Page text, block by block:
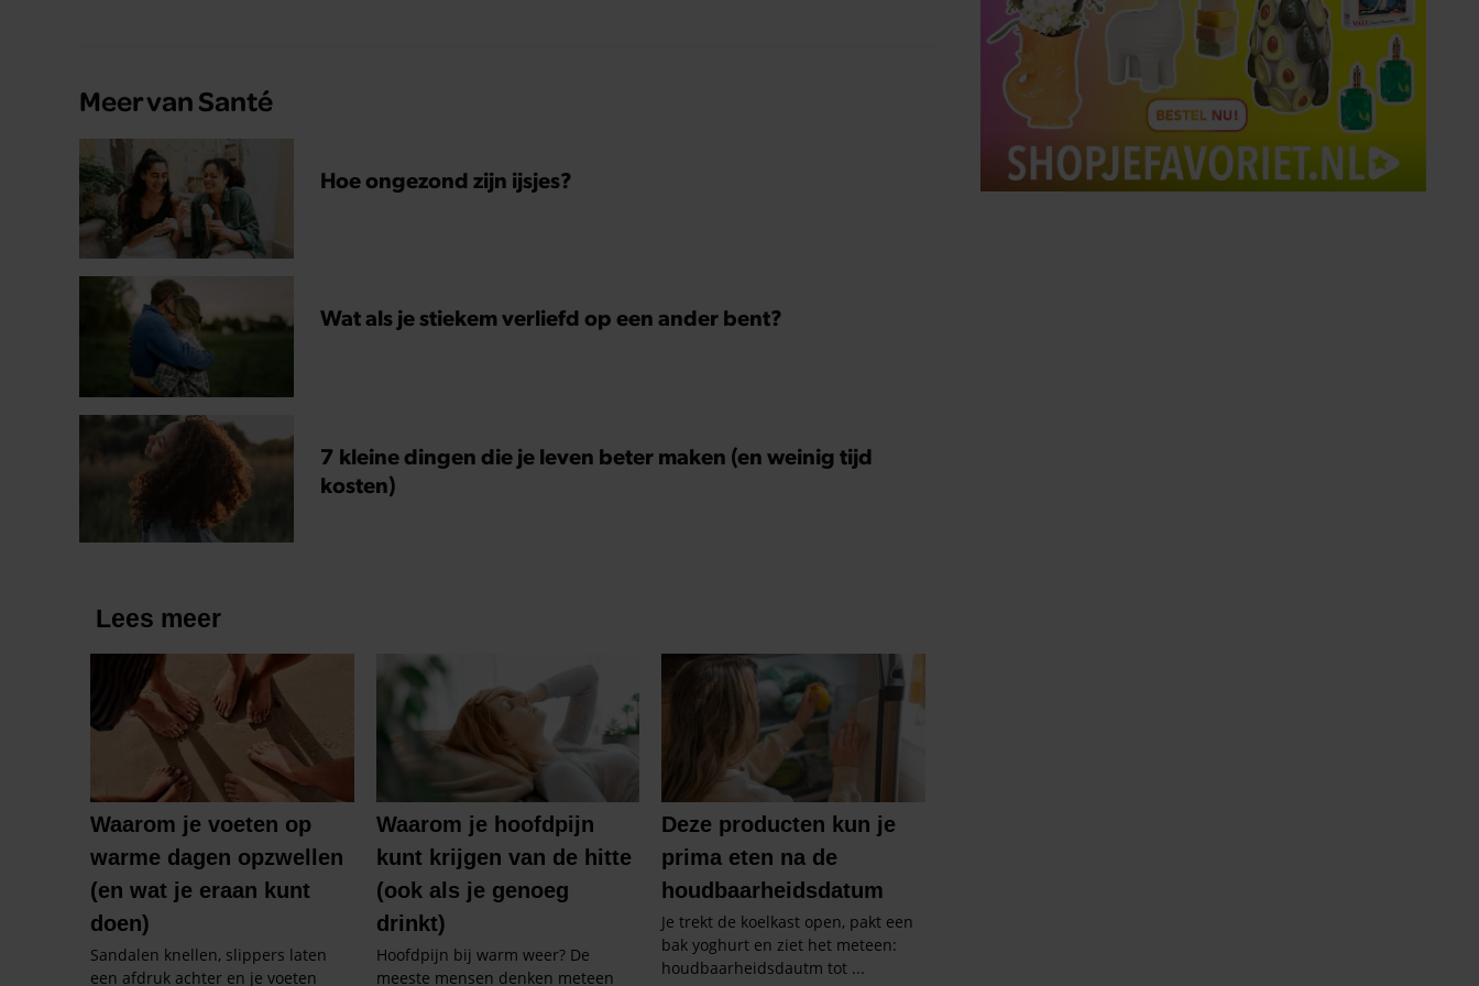
Meer van Santé
Hoe ongezond zijn ijsjes?
Wat als je stiekem verliefd op een ander bent?
7 kleine dingen die je leven beter maken (en weinig tijd
kosten)